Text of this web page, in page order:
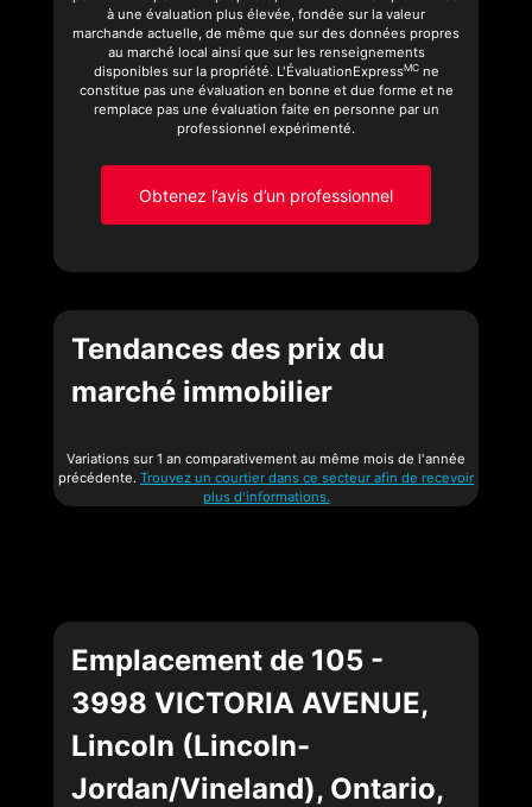
à une évaluation plus élevée, fondée sur la valeur
marchande actuelle, de même que sur des données propres
au marché local ainsi que sur les renseignements
disponibles sur la propriété. L'ÉvaluationExpressMCne
constitue pas une évaluation en bonne et due forme et ne
remplace pas une évaluation faite en personne par un
professionnel expérimenté.
Obtenez l’avis d’un professionnel
Tendances des prix du
marché immobilier
Variations sur 1 an comparativement au même mois de l'année
précédente. Trouvez un courtier dans ce secteur afin de recevoir
plus d'informations.
Emplacement de 105 -
3998 VICTORIA AVENUE,
Lincoln (Lincoln-
Jordan/Vineland), Ontario,